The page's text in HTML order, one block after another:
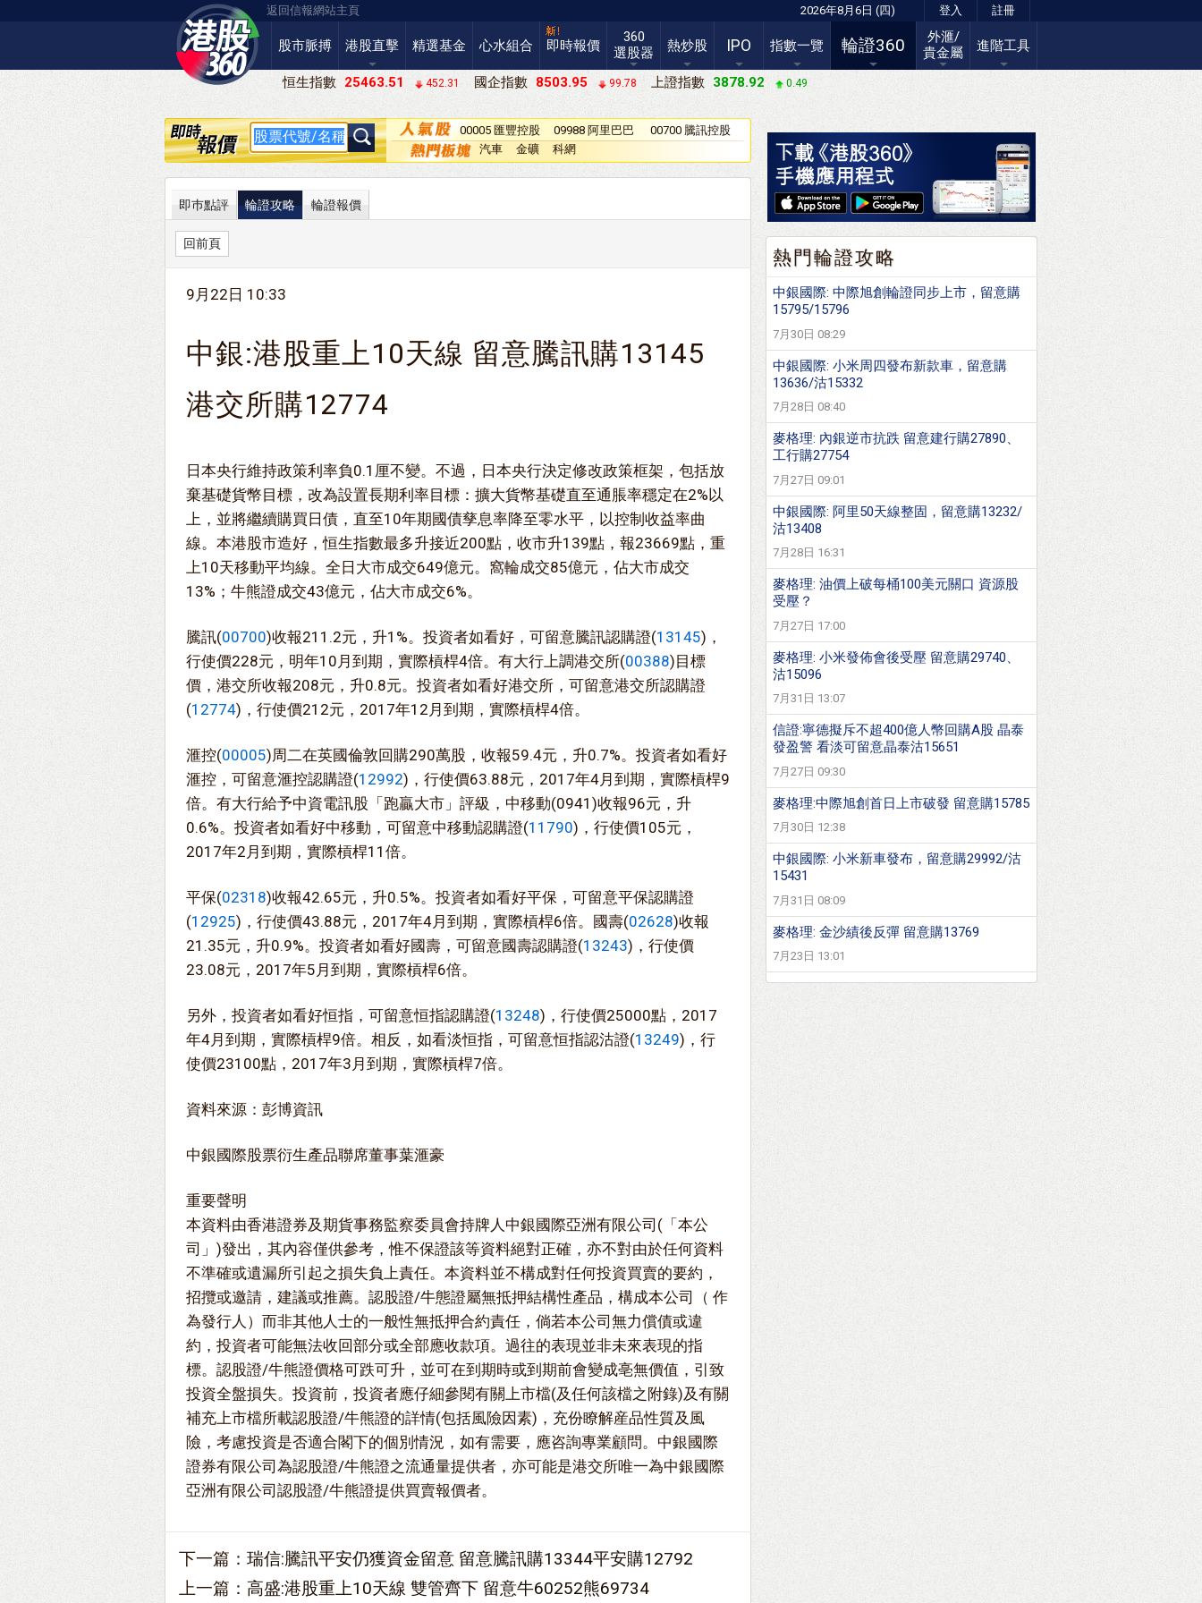
返回信報網站主頁 2026年8月6日 (四) 登入 註冊
股市脈搏 港股直擊 精選基金 心水組合 即時報價
360
選股器
熱炒股 IPO 指數一覽 輪證360
外滙/
貴金屬
進階工具
恒生指數 25463.51 452.31 國企指數 8503.95 99.78 上證指數 3878.92 0.49
00005 匯豐控股
09988 阿里巴巴
－Ｗ
00700 騰訊控股
汽車
金礦 科網
即巿點評 輪證攻略 輪證報價
回前頁
9月22日 10:33
中銀:港股重上10天線 留意騰訊購13145
港交所購12774
日本央行維持政策利率負0.1厘不變。不過，日本央行決定修改政策框架，包括放
棄基礎貨幣目標，改為設置長期利率目標：擴大貨幣基礎直至通脹率穩定在2%以
上，並將繼續購買日債，直至10年期國債孳息率降至零水平，以控制收益率曲
線。本港股市造好，恒生指數最多升接近200點，收市升139點，報23669點，重
上10天移動平均線。全日大市成交649億元。窩輪成交85億元，佔大市成交
13%；牛熊證成交43億元，佔大市成交6%。
騰訊(00700)收報211.2元，升1%。投資者如看好，可留意騰訊認購證(13145)，
行使價228元，明年10月到期，實際槓桿4倍。有大行上調港交所(00388)目標
價，港交所收報208元，升0.8元。投資者如看好港交所，可留意港交所認購證
(12774)，行使價212元，2017年12月到期，實際槓桿4倍。
滙控(00005)周二在英國倫敦回購290萬股，收報59.4元，升0.7%。投資者如看好
滙控，可留意滙控認購證(12992)，行使價63.88元，2017年4月到期，實際槓桿9
倍。有大行給予中資電訊股「跑贏大市」評級，中移動(0941)收報96元，升
0.6%。投資者如看好中移動，可留意中移動認購證(11790)，行使價105元，
2017年2月到期，實際槓桿11倍。
平保(02318)收報42.65元，升0.5%。投資者如看好平保，可留意平保認購證
(12925)，行使價43.88元，2017年4月到期，實際槓桿6倍。國壽(02628)收報
21.35元，升0.9%。投資者如看好國壽，可留意國壽認購證(13243)，行使價
23.08元，2017年5月到期，實際槓桿6倍。
另外，投資者如看好恒指，可留意恒指認購證(13248)，行使價25000點，2017
年4月到期，實際槓桿9倍。相反，如看淡恒指，可留意恒指認沽證(13249)，行
使價23100點，2017年3月到期，實際槓桿7倍。
資料來源：彭博資訊
中銀國際股票衍生產品聯席董事葉滙豪
重要聲明
本資料由香港證券及期貨事務監察委員會持牌人中銀國際亞洲有限公司(「本公
司」)發出，其內容僅供參考，惟不保證該等資料絕對正確，亦不對由於任何資料
不準確或遺漏所引起之損失負上責任。本資料並不構成對任何投資買賣的要約，
招攬或邀請，建議或推薦。認股證/牛態證屬無抵押結構性產品，構成本公司（ 作
為發行人）而非其他人士的一般性無抵押合約責任，倘若本公司無力償債或違
約，投資者可能無法收回部分或全部應收款項。過往的表現並非未來表現的指
標。認股證/牛熊證價格可跌可升，並可在到期時或到期前會變成亳無價值，引致
投資全盤損失。投資前，投資者應仔細參閱有關上市檔(及任何該檔之附錄)及有關
補充上市檔所載認股證/牛熊證的詳情(包括風險因素)，充份瞭解産品性質及風
險，考慮投資是否適合閣下的個別情況，如有需要，應咨詢專業顧問。中銀國際
證券有限公司為認股證/牛熊證之流通量提供者，亦可能是港交所唯一為中銀國際
亞洲有限公司認股證/牛熊證提供買賣報價者。
下一篇： 瑞信:騰訊平安仍獲資金留意 留意騰訊購13344平安購12792
上一篇： 高盛:港股重上10天線 雙管齊下 留意牛60252熊69734
熱門輪證攻略
中銀國際: 中際旭創輪證同步上市，留意購
15795/15796
7月30日 08:29
中銀國際: 小米周四發布新款車，留意購
13636/沽15332
7月28日 08:40
麥格理: 內銀逆市抗跌 留意建行購27890、
工行購27754
7月27日 09:01
中銀國際: 阿里50天線整固，留意購13232/
沽13408
7月28日 16:31
麥格理: 油價上破每桶100美元關口 資源股
受壓？
7月27日 17:00
麥格理: 小米發佈會後受壓 留意購29740、
沽15096
7月31日 13:07
信證:寧德擬斥不超400億人幣回購A股 晶泰
發盈警 看淡可留意晶泰沽15651
7月27日 09:30
麥格理:中際旭創首日上市破發 留意購15785
7月30日 12:38
中銀國際: 小米新車發布，留意購29992/沽
15431
7月31日 08:09
麥格理: 金沙績後反彈 留意購13769
7月23日 13:01